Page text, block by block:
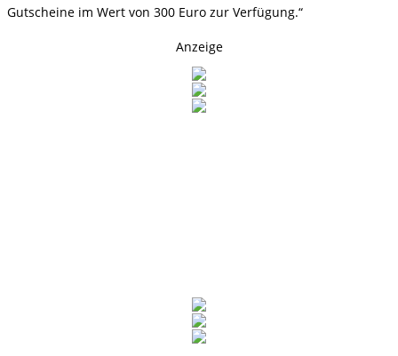
Gutscheine im Wert von 300 Euro zur Verfügung.“
Anzeige